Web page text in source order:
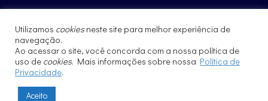
Pós-Graduação IFSC
Intercâmbio – CCNInt
Utilizamos cookiesneste site para melhor experiência de
navegação.
Ao acessar o site, você concorda com a nossa política de
uso de cookies. Mais informações sobre nossa Política de
Privacidade.
Aceito